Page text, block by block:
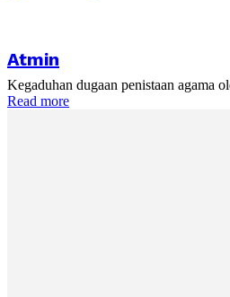
Atmin
Kegaduhan dugaan penistaan agama
Read more